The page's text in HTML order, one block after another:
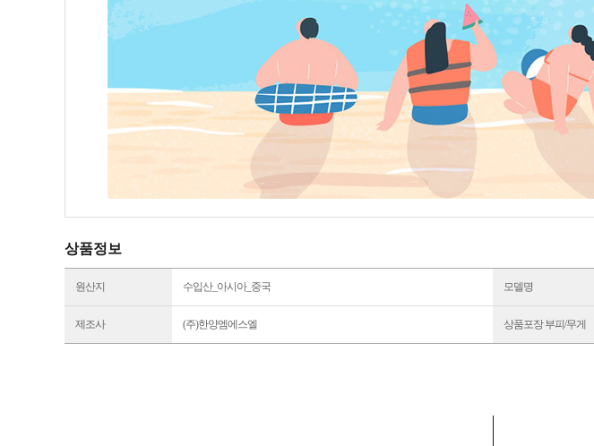
상품정보
원산지 수입산_아시아_중국 모델명
제조사 (주)한양엠에스엘 상품포장 부피/무게